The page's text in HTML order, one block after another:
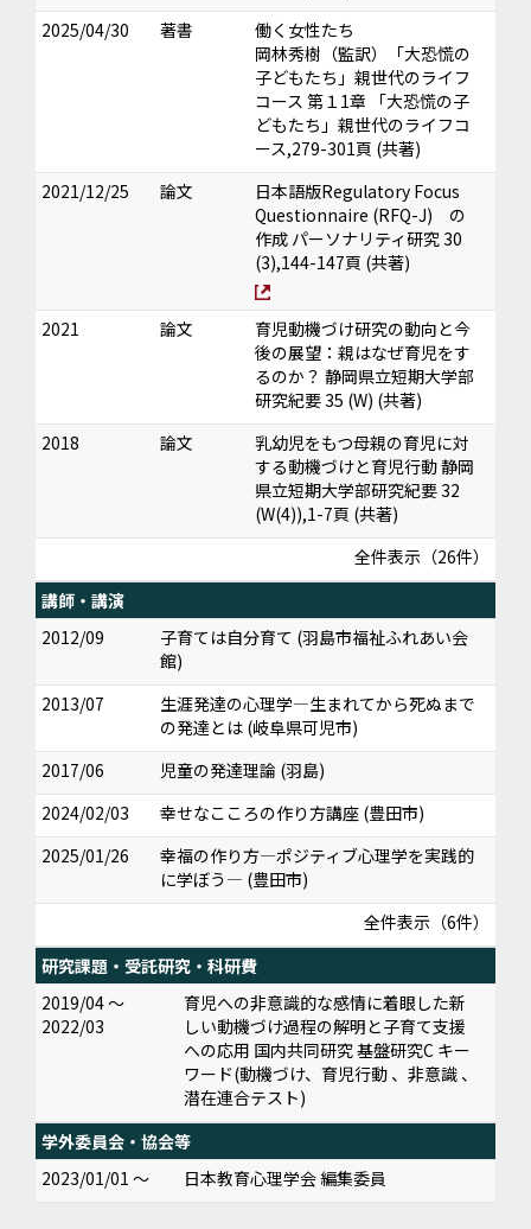
2025/04/30
著書
働く女性たち
岡林秀樹（監訳）「大恐慌の
子どもたち」親世代のライフ
コース 第１1章 「大恐慌の子
どもたち」親世代のライフコ
ース,279-301頁 (共著)
2021/12/25
論文
日本語版Regulatory Focus
Questionnaire (RFQ-J) の
作成 パーソナリティ研究 30
(3),144-147頁 (共著)
2021 論文
育児動機づけ研究の動向と今
後の展望：親はなぜ育児をす
るのか？ 静岡県立短期大学部
研究紀要 35 (W) (共著)
2018
論文
乳幼児をもつ母親の育児に対
する動機づけと育児行動 静岡
県立短期大学部研究紀要 32
(W(4)),1-7頁 (共著)
全件表示（26件）
講師・講演
2012/09
子育ては自分育て (羽島市福祉ふれあい会
館)
2013/07
生涯発達の心理学―生まれてから死ぬまで
の発達とは (岐阜県可児市)
2017/06
児童の発達理論 (羽島)
2024/02/03
幸せなこころの作り方講座 (豊田市)
2025/01/26
幸福の作り方―ポジティブ心理学を実践的
に学ぼう― (豊田市)
全件表示（6件）
研究課題・受託研究・科研費
2019/04 ～
2022/03
育児への非意識的な感情に着眼した新
しい動機づけ過程の解明と子育て支援
への応用 国内共同研究 基盤研究C キー
ワード(動機づけ、育児行動 、非意識 、
潜在連合テスト)
学外委員会・協会等
2023/01/01 ～
日本教育心理学会 編集委員